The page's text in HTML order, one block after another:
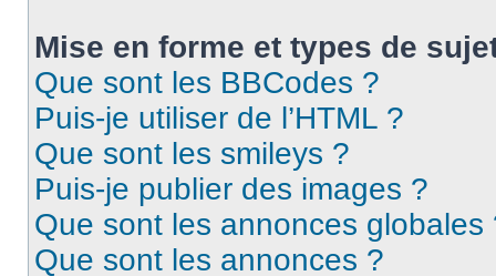
Mise en forme et types de
Que sont les BBCodes ?
Puis-je utiliser de l’HTML ?
Que sont les smileys ?
Puis-je publier des images ?
Que sont les annonces globales
Que sont les annonces ?